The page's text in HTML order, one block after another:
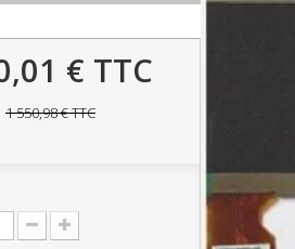
€ TTC
1 550,98 €TTC